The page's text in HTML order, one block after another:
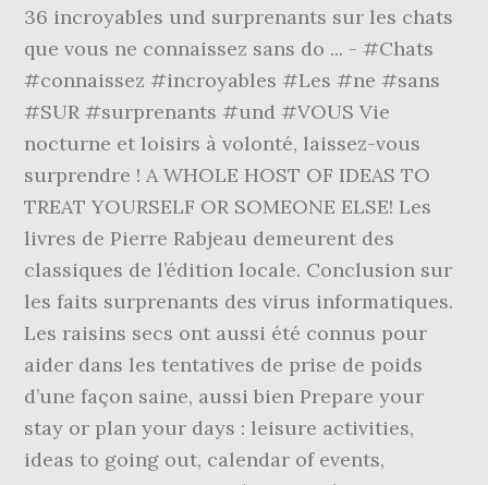
36 incroyables und surprenants sur les chats
que vous ne connaissez sans do ... - #Chats
#connaissez #incroyables #Les #ne #sans
#SUR #surprenants #und #VOUS Vie
nocturne et loisirs à volonté, laissez-vous
surprendre ! A WHOLE HOST OF IDEAS TO
TREAT YOURSELF OR SOMEONE ELSE! Les
livres de Pierre Rabjeau demeurent des
classiques de l’édition locale. Conclusion sur
les faits surprenants des virus informatiques.
Les raisins secs ont aussi été connus pour
aider dans les tentatives de prise de poids
d’une façon saine, aussi bien Prepare your
stay or plan your days : leisure activities,
ideas to going out, calendar of events,